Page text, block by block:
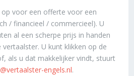
voor een offerte voor een
/ financieel / commercieel). U
al een scherpe prijs in handen
U kunt klikken op de
als u dat makkelijker vindt, stuurt
engels.nl.